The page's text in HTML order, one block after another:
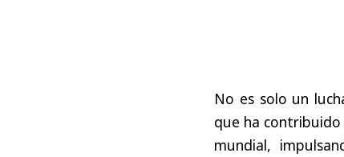
No es solo un
que ha contribuido
mundial,